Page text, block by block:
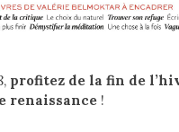
profitez de la fin de
renaissance !